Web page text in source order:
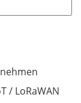
/ LoRaWAN